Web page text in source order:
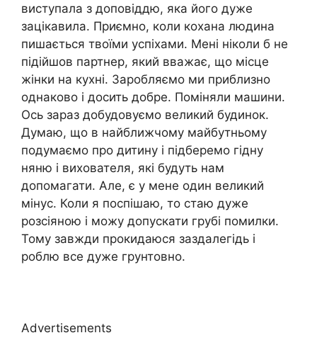
виступала з доповіддю, яка його дуже
зацікавила. Приємно, коли кохана людина
пишається твоїми успіхами. Мені ніколи б не
підійшов партнер, який вважає, що місце
жінки на кухні. Заробляємо ми приблизно
однаково і досить добре. Поміняли машини.
Ось зараз добудовуємо великий будинок.
Думаю, що в найближчому майбутньому
подумаємо про дитину і підберемо гідну
няню і вихователя, які будуть нам
допомагати. Але, є у мене один великий
мінус. Коли я поспішаю, то стаю дуже
розсіяною і можу допускати грубі помилки.
Тому завжди прокидаюся заздалегідь і
роблю все дуже грунтовно.
Advertisements